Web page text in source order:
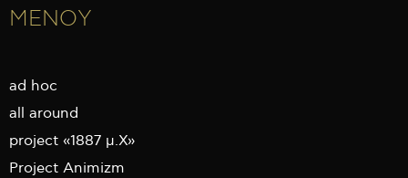
ΜΕΝΟΥ
ad hoc
all around
project «1887 μ.Χ»
Project Animizm